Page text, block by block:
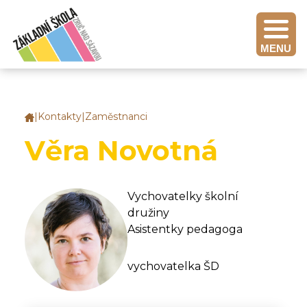
MENU
Základní
Zruč
nad
Kontakty Zaměstnanci
Věra Novotná
Vychovatelky školní
družiny
Asistentky pedagoga
vychovatelka ŠD